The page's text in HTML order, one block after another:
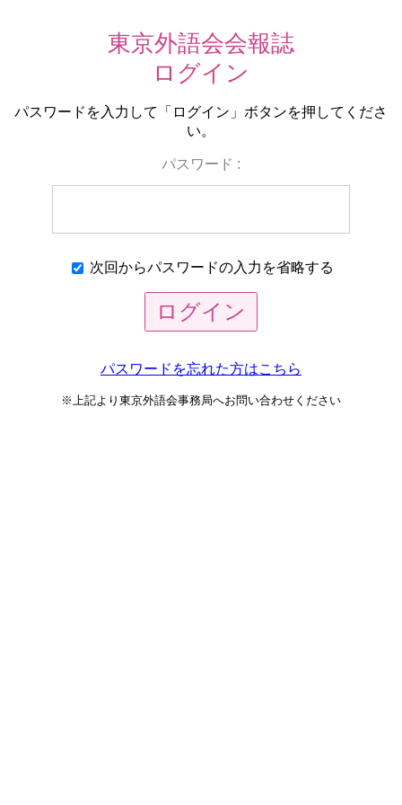
東京外語会会報誌
ログイン
パスワードを入力して「ログイン」ボタンを押してくださ
い。
パスワード :
次回からパスワードの入力を省略する
ログイン
パスワードを忘れた方はこちら
※上記より東京外語会事務局へお問い合わせください